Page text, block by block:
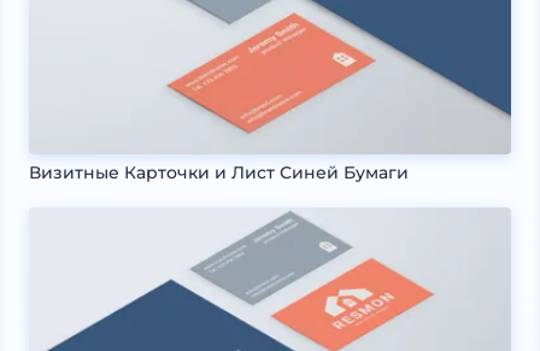
Визитные Карточки и Лист Синей Бумаги